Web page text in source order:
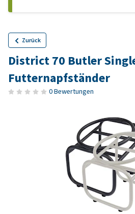
Zurück
District 70 Butler
Futternapfständer
0 Bewertungen